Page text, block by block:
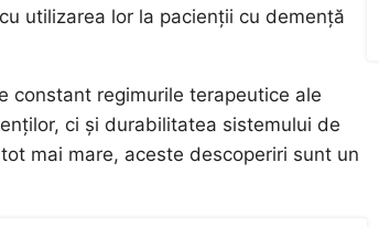
utilizarea lor la pacienții cu demență
constant regimurile terapeutice ale
ci și durabilitatea sistemului de
mai mare, aceste descoperiri sunt un